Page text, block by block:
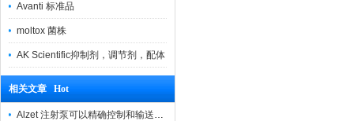
Avanti 标准品
moltox 菌株
AK Scientific抑制剂，调节剂，配体
相关文章 Hot
Alzet 注射泵可以精确控制和输送液体的设备